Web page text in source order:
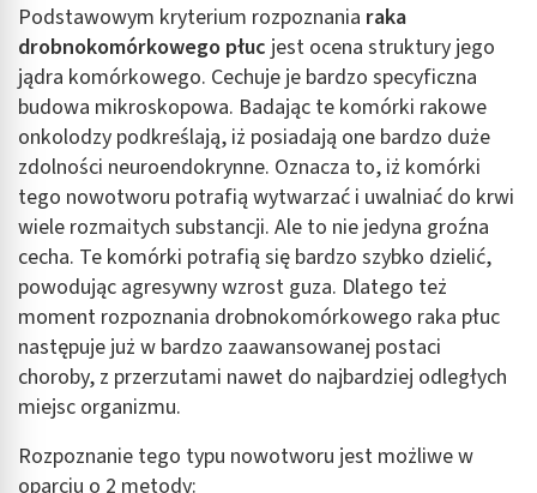
Podstawowym kryterium rozpoznania raka
drobnokomórkowego płuc jest ocena struktury jego
jądra komórkowego. Cechuje je bardzo specyficzna
budowa mikroskopowa. Badając te komórki rakowe
onkolodzy podkreślają, iż posiadają one bardzo duże
zdolności neuroendokrynne. Oznacza to, iż komórki
tego nowotworu potrafią wytwarzać i uwalniać do krwi
wiele rozmaitych substancji. Ale to nie jedyna groźna
cecha. Te komórki potrafią się bardzo szybko dzielić,
powodując agresywny wzrost guza. Dlatego też
moment rozpoznania drobnokomórkowego raka płuc
następuje już w bardzo zaawansowanej postaci
choroby, z przerzutami nawet do najbardziej odległych
miejsc organizmu.
Rozpoznanie tego typu nowotworu jest możliwe w
oparciu o 2 metody: